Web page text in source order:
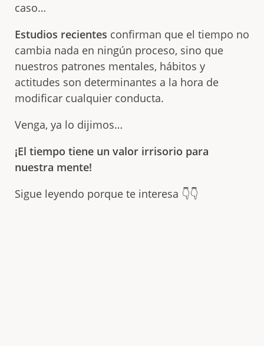
caso…
Estudios recientes confirman que el tiempo no
cambia nada en ningún proceso, sino que
nuestros patrones mentales, hábitos y
actitudes son determinantes a la hora de
modificar cualquier conducta.
Venga, ya lo dijimos…
¡El tiempo tiene un valor irrisorio para
nuestra mente!
Sigue leyendo porque te interesa 👇👇